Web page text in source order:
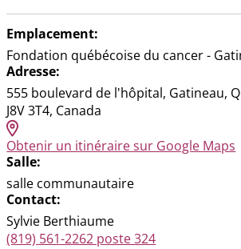
Emplacement:
Fondation québécoise du cancer -
Adresse:
555 boulevard de l'hôpital, Gatineau,
J8V 3T4, Canada
Obtenir un itinéraire sur Google Maps
Salle:
salle communautaire
Contact:
Sylvie Berthiaume
(819) 561-2262 poste 324